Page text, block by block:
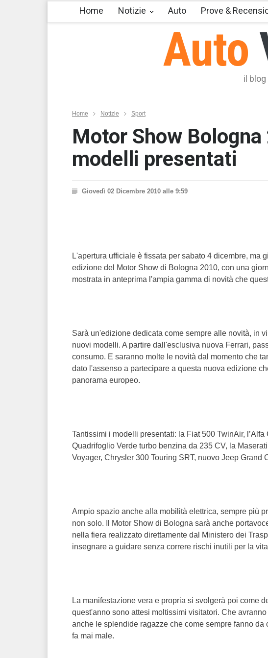
Auto
il
Home Notizie Auto Prove &
Home Notizie Sport
Motor Show
modelli presentati
Giovedì 02 Dicembre 2010 alle 9:59
L'apertura ufficiale è fissata per sabato 4 dicembre, ma
edizione del Motor Show di Bologna 2010, con una
mostrata in anteprima l'ampia gamma di novità che
Sarà un'edizione dedicata come sempre alle novità, in
nuovi modelli. A partire dall'esclusiva nuova Ferrari,
consumo. E saranno molte le novità dal momento che
dato l'assenso a partecipare a questa nuova edizione
panorama europeo.
Tantissimi i modelli presentati: la Fiat 500 TwinAir,
Quadrifoglio Verde turbo benzina da 235 CV, la
Voyager, Chrysler 300 Touring SRT, nuovo Jeep Grand
Ampio spazio anche alla mobilità elettrica, sempre più
non solo. Il Motor Show di Bologna sarà anche
nella fiera realizzato direttamente dal Ministero dei
insegnare a guidare senza correre rischi inutili per la
La manifestazione vera e propria si svolgerà poi come
quest'anno sono attesi moltissimi visitatori. Che
anche le splendide ragazze che come sempre fanno
fa mai male.